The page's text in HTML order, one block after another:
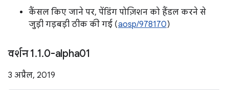
कैंसल किए जाने पर, पेंडिंग पोज़िशन को हैंडल करने से
जुड़ी गड़बड़ी ठीक की गई (aosp/978170)
वर्शन 1.1.0-alpha01
3 अप्रैल, 2019